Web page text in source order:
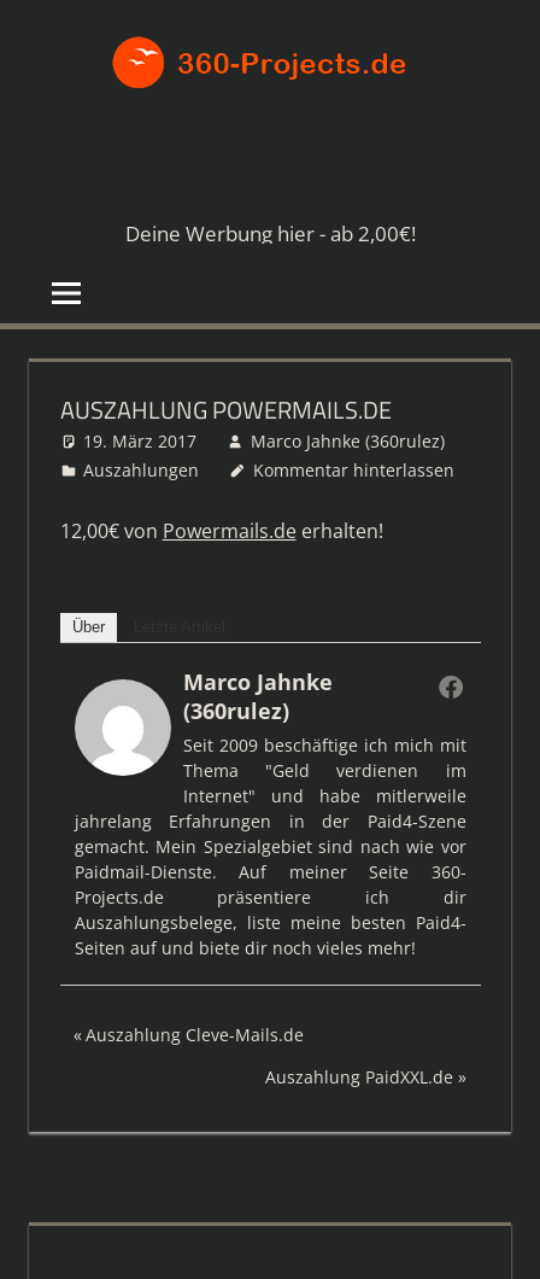
Deine Werbung hier - ab 2,00€!
AUSZAHLUNG POWERMAILS.DE
19. März 2017
Marco Jahnke (360rulez)
Auszahlungen
Kommentar hinterlassen
12,00€ von Powermails.deerhalten!
Über
Marco Jahnke
(360rulez)
Seit 2009 beschäftige ich mich mit
Thema "Geld verdienen im
Internet" und habe mitlerweile
jahrelang Erfahrungen in der Paid4-Szene
gemacht. Mein Spezialgebiet sind nach wie vor
Paidmail-Dienste. Auf meiner Seite 360-
Projects.de präsentiere ich dir
Auszahlungsbelege, liste meine besten Paid4-
Seiten auf und biete dir noch vieles mehr!
Beitragsnavigation
Vorheriger
Auszahlung Cleve-Mails.de
Nächster
Auszahlung PaidXXL.de